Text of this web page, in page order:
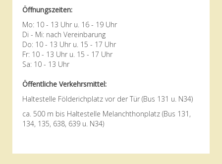
Öffnungszeiten:
Mo: 10 - 13 Uhr u. 16 - 19 Uhr
Di - Mi: nach Vereinbarung
Do: 10 - 13 Uhr u. 15 - 17 Uhr
Fr: 10 - 13 Uhr u. 15 - 17 Uhr
Sa: 10 - 13 Uhr
Öffentliche Verkehrsmittel:
Haltestelle Földerichplatz vor der Tür (Bus 131 u. N34)
ca. 500 m bis Haltestelle Melanchthonplatz (Bus 131,
134, 135, 638, 639 u. N34)